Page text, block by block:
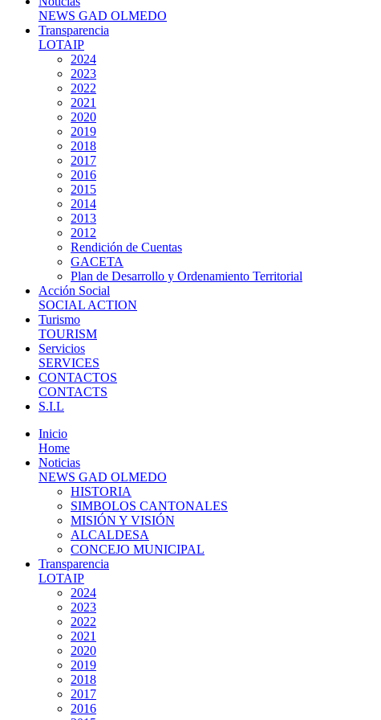
NEWS GAD OLMEDO
Transparencia
LOTAIP
2024
2023
2022
2021
2020
2019
2018
2017
2016
2015
2014
2013
2012
Rendición de Cuentas
GACETA
Plan de Desarrollo y Ordenamiento Territorial
Acción Social
SOCIAL ACTION
Turismo
TOURISM
Servicios
SERVICES
CONTACTOS
CONTACTS
S.I.L
Inicio
Home
Noticias
NEWS GAD OLMEDO
HISTORIA
SIMBOLOS CANTONALES
MISIÓN Y VISIÓN
ALCALDESA
CONCEJO MUNICIPAL
Transparencia
LOTAIP
2024
2023
2022
2021
2020
2019
2018
2017
2016